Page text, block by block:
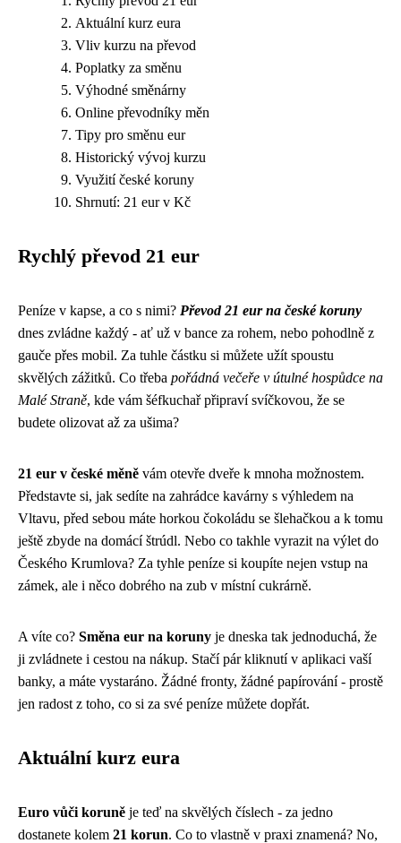
Aktuální kurz eura
Vliv kurzu na převod
Poplatky za směnu
Výhodné směnárny
Online převodníky měn
Tipy pro směnu eur
Historický vývoj kurzu
Využití české koruny
Shrnutí: 21 eur v Kč
Rychlý převod 21 eur
Peníze v kapse, a co s nimi? Převod 21 eur na české koruny
dnes zvládne každý - ať už v bance za rohem, nebo pohodlně z
gauče přes mobil. Za tuhle částku si můžete užít spoustu
skvělých zážitků. Co třeba pořádná večeře v útulné hospůdce na
Malé Straně, kde vám šéfkuchař připraví svíčkovou, že se
budete olizovat až za ušima?
21 eur v české měně vám otevře dveře k mnoha možnostem.
Představte si, jak sedíte na zahrádce kavárny s výhledem na
Vltavu, před sebou máte horkou čokoládu se šlehačkou a k tomu
ještě zbyde na domácí štrúdl. Nebo co takhle vyrazit na výlet do
Českého Krumlova? Za tyhle peníze si koupíte nejen vstup na
zámek, ale i něco dobrého na zub v místní cukrárně.
A víte co? Směna eur na koruny je dneska tak jednoduchá, že
ji zvládnete i cestou na nákup. Stačí pár kliknutí v aplikaci vaší
banky, a máte vystaráno. Žádné fronty, žádné papírování - prostě
jen radost z toho, co si za své peníze můžete dopřát.
Aktuální kurz eura
Euro vůči koruně je teď na skvělých číslech - za jedno
dostanete kolem 21 korun. Co to vlastně v praxi znamená? No,